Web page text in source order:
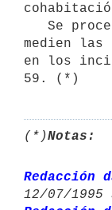
medien
en los
59. (*)
(*)Notas:
Redacción
12/07/